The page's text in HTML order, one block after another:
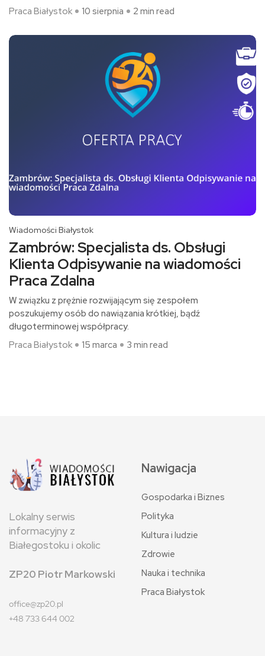
Praca Białystok
10 sierpnia 2 min read
Wiadomości Białystok
Zambrów: Specjalista ds. Obsługi
Klienta Odpisywanie na wiadomości
Praca Zdalna
W związku z prężnie rozwijającym się zespołem
poszukujemy osób do nawiązania krótkiej, bądź
długoterminowej współpracy.
Praca Białystok
15 marca 3 min read
Lokalny serwis
informacyjny z
Białegostoku i okolic
ZP20 Piotr Markowski
office@zp20.pl
+48 733 644 002
Nawigacja
Gospodarka i Biznes
Polityka
Kultura i ludzie
Zdrowie
Nauka i technika
Praca Białystok